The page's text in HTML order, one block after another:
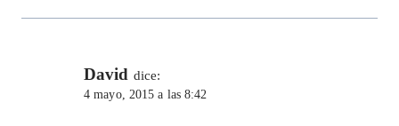
David dice:
4 mayo, 2015 a las 8:42